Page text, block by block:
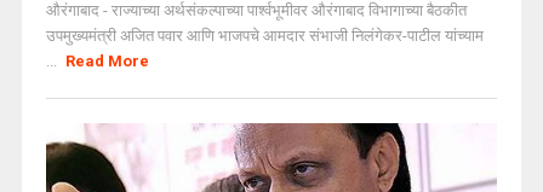
औरंगाबाद - राज्याच्या अर्थसंकल्पाच्या पार्श्वभूमीवर औरंगाबाद विभागाच्या बैठकीत
उपमुख्यमंत्री अजित पवार आणि भाजपचे आमदार संभाजी निलंगेकर-पाटील यांच्याम
... Read More